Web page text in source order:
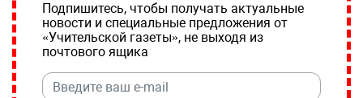
Подпишитесь, чтобы получать актуальные
новости и специальные предложения от
«Учительской газеты», не выходя из
почтового ящика